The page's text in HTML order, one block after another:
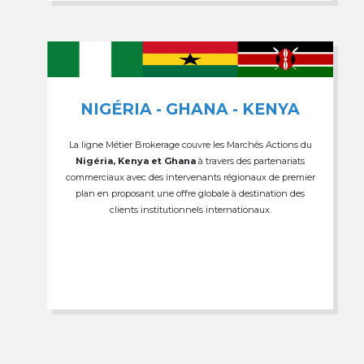
NIGÉRIA - GHANA - KENYA
La ligne Métier Brokerage couvre les Marchés Actions du
Nigéria, Kenya et Ghana à travers des partenariats
commerciaux avec des intervenants régionaux de premier
plan en proposant une offre globale à destination des
clients institutionnels internationaux.